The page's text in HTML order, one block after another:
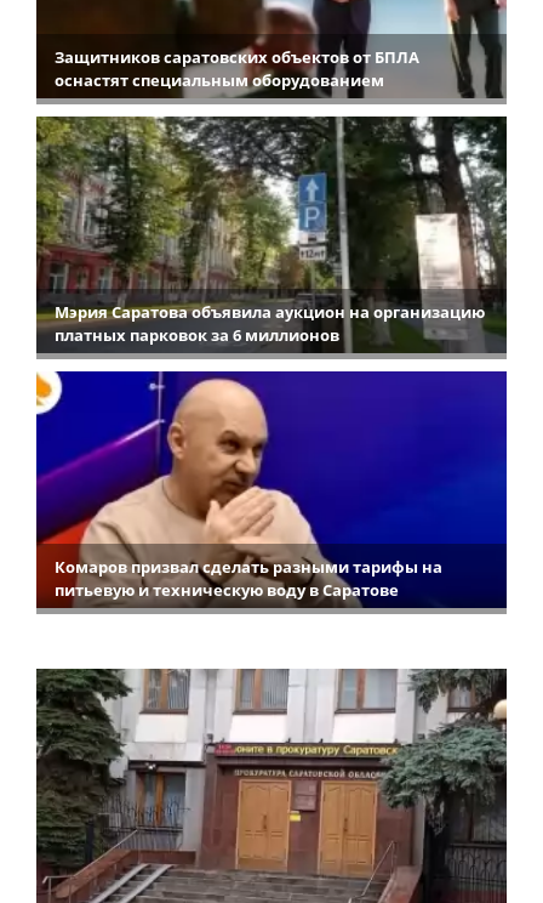
Защитников саратовских объектов от БПЛА
оснастят специальным оборудованием
Мэрия Саратова объявила аукцион на организацию
платных парковок за 6 миллионов
Комаров призвал сделать разными тарифы на
питьевую и техническую воду в Саратове